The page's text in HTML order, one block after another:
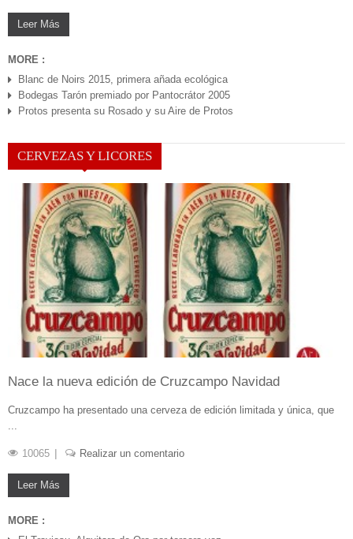
JUN 08, 2020
Leer Más
MORE :
Blanc de Noirs 2015, primera añada ecológica
Bodegas Tarón premiado por Pantocrátor 2005
Protos presenta su Rosado y su Aire de Protos
CERVEZAS Y LICORES
ENE 07, 2019
Nace la nueva edición de Cruzcampo Navidad
Cruzcampo ha presentado una cerveza de edición limitada y única, que
...
10065 Realizar un comentario
Leer Más
MORE :